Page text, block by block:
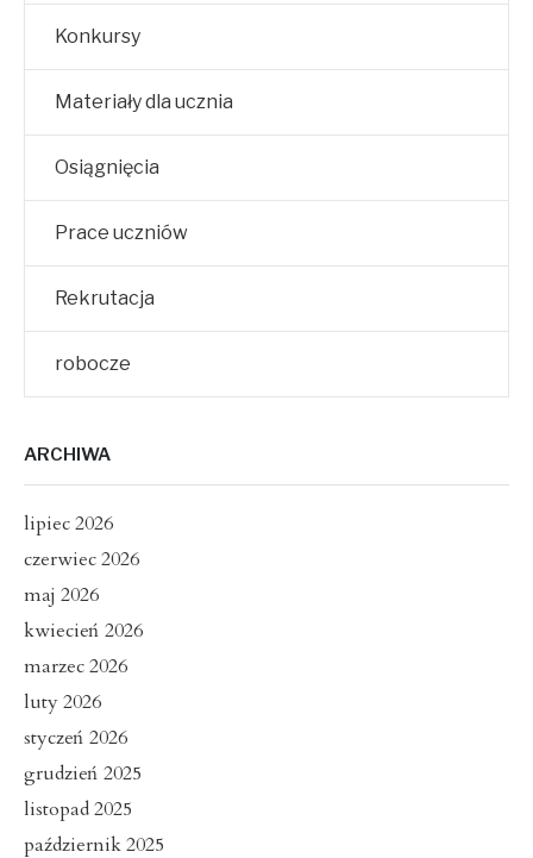
Konkursy
Materiały dla ucznia
Osiągnięcia
Prace uczniów
Rekrutacja
robocze
ARCHIWA
lipiec 2026
czerwiec 2026
maj 2026
kwiecień 2026
marzec 2026
luty 2026
styczeń 2026
grudzień 2025
listopad 2025
październik 2025